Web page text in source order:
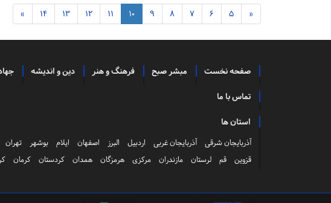
«
5
6
7
8
9
10
11
12
13
14
»
صفحه نخست مبشر صبح فرهنگ و هنر دین و اندیشه
تماس با ما
استان ها
آذربایجان شرقی آذربایجان غربی اردبیل البرز اصفهان ایلام بوشهر تهران
قزوین
قم لرستان مازندران مرکزی هرمزگان همدان کردستان کرمان